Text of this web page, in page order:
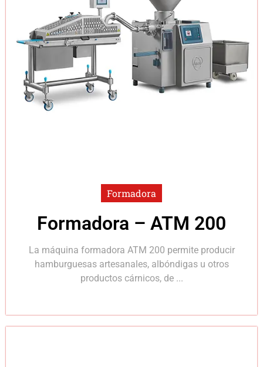
Formadora
Formadora – ATM 200
La máquina formadora ATM 200 permite producir
hamburguesas artesanales, albóndigas u otros
productos cárnicos, de ...